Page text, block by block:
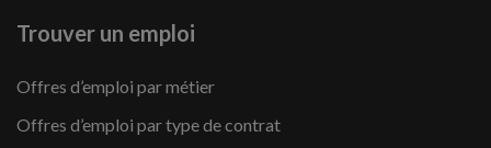
Trouver un emploi
Offres d’emploi par métier
Offres d’emploi par type de contrat